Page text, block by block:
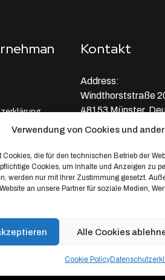
Verwendung von Cookies und
Cookies, die für den technischen Betrieb der
Cookies, um Inhalte und Anzeigen zu
werden nur mit Ihrer Zustimmung gesetzt.
an unsere Partner für soziale Medien,
Alle Cookies
Cookie Policy
Kontakt
Address:
Windthorststraße
48153 Münster,
+4917664335685
Email
by DePixWeb Creative Projects